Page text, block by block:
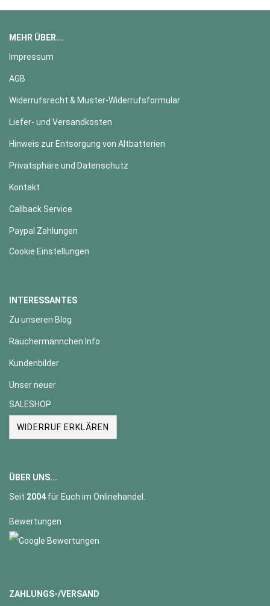
MEHR ÜBER...
Impressum
AGB
Widerrufsrecht & Muster-Widerrufsformular
Liefer- und Versandkosten
Hinweis zur Entsorgung von Altbatterien
Privatsphäre und Datenschutz
Kontakt
Callback Service
Paypal Zahlungen
Cookie Einstellungen
INTERESSANTES
Zu unseren Blog
Räuchermännchen Info
Kundenbilder
Unser neuer
SALESHOP
WIDERRUF ERKLÄREN
ÜBER UNS...
Seit 2004 für Euch im Onlinehandel.
Bewertungen
ZAHLUNGS-/VERSAND